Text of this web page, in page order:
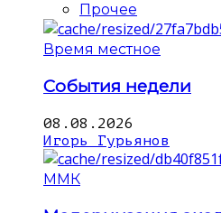
Прочее
Время местное
События недели
08.08.2026
Игорь Гурьянов
ММК